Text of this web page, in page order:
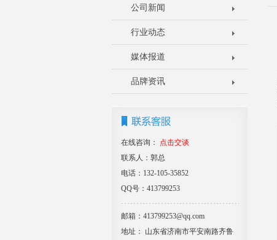
公司新闻
行业动态
媒体报道
品牌资讯
在线咨询：
点击交谈
联系人：郭总
电话：132-105-35852
QQ号：413799253
邮箱：413799253@qq.com
地址： 山东省济南市平安南路齐鲁